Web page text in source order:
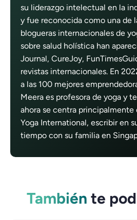
su liderazgo intelectual en la
y fue reconocida como una de
blogueras internacionales de
sobre salud holística han
Journal, CureJoy,
revistas internacionales. En
a las 100 mejores
Meera es profesora de yoga y
ahora se centra principalmente
Yoga International, escribir en
tiempo con su familia en
También te